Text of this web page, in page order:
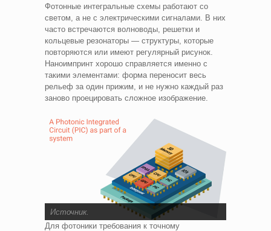
Фотонные интегральные схемы работают со
светом, а не с электрическими сигналами. В них
часто встречаются волноводы, решетки и
кольцевые резонаторы — структуры, которые
повторяются или имеют регулярный рисунок.
Наноимпринт хорошо справляется именно с
такими элементами: форма переносит весь
рельеф за один прижим, и не нужно каждый раз
заново проецировать сложное изображение.
Источник
Для фотоники требования к точному